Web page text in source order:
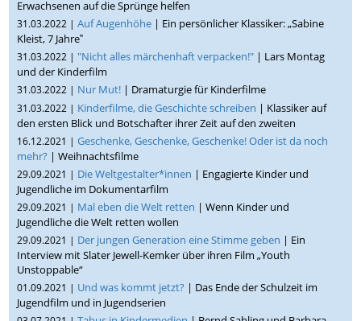
Erwachsenen auf die Sprünge helfen
31.03.2022 |Auf Augenhöhe | Ein persönlicher Klassiker: „Sabine
Kleist, 7 Jahre‟
31.03.2022 | "Nicht alles märchenhaft verpacken!" | Lars Montag
und der Kinderfilm
31.03.2022 | Nur Mut! | Dramaturgie für Kinderfilme
31.03.2022 | Kinderfilme, die Geschichte schreiben | Klassiker auf
den ersten Blick und Botschafter ihrer Zeit auf den zweiten
16.12.2021 |Geschenke, Geschenke, Geschenke! Oder ist da noch
mehr? | Weihnachtsfilme
29.09.2021 | Die Weltgestalter*innen | Engagierte Kinder und
Jugendliche im Dokumentarfilm
29.09.2021 | Mal eben die Welt retten | Wenn Kinder und
Jugendliche die Welt retten wollen
29.09.2021 | Der jungen Generation eine Stimme geben | Ein
Interview mit Slater Jewell-Kemker über ihren Film „Youth
Unstoppable“
01.09.2021 | Und was kommt jetzt? | Das Ende der Schulzeit im
Jugendfilm und in Jugendserien